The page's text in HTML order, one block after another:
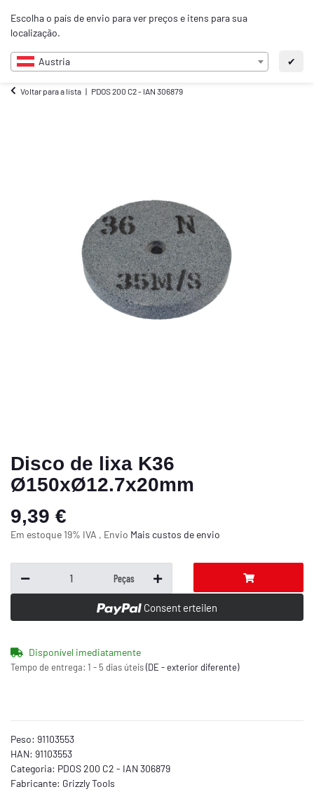
Escolha o país de envio para ver preços e itens para sua
localização.
Austria ✔
PT
Voltar para a lista PDOS 200 C2 - IAN 306879
Disco de lixa K36
Ø150xØ12.7x20mm
9,39 €
Em estoque 19% IVA , Envio Mais custos de envio
Peças
Consent erteilen
Disponível imediatamente
Tempo de entrega: 1 - 5 dias úteis(DE - exterior diferente)
Peso: 91103553
HAN: 91103553
Categoria: PDOS 200 C2 - IAN 306879
Fabricante: Grizzly Tools